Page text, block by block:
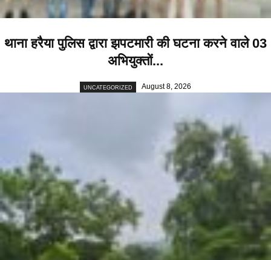
थाना हरैया पुलिस द्वारा झपटमारी की घटना करने वाले 03
अभियुक्तों...
UNCATEGORIZED August 8, 2026